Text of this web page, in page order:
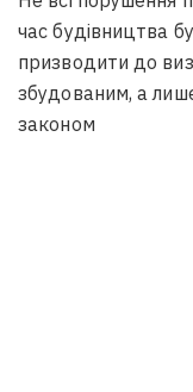
час будівництва
призводити до
збудованим, а
законом